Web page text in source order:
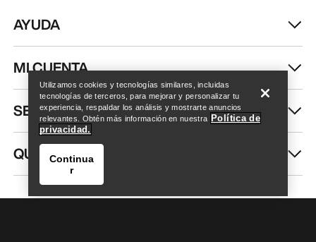
Encuentra una tienda Help
AYUDA
MI CUENTA
SEGUIR COMPRANDO
QUIÉNES SOMOS
Utilizamos cookies y tecnologías similares, incluidas
tecnologías de terceros, para mejorar y personalizar tu
experiencia, respaldar los análisis y mostrarte anuncios
relevantes. Obtén más información en nuestra Política de
privacidad.
Continua
r